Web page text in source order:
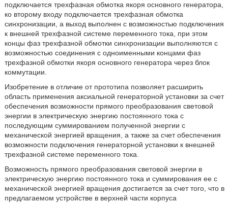
подключается трехфазная обмотка якоря основного генератора,
ко второму входу подключается трехфазная обмотка
синхронизации, а выход выполнен с возможностью подключения
к внешней трехфазной системе переменного тока, при этом
концы фаз трехфазной обмотки синхронизации выполняются с
возможностью соединения с одноименными концами фаз
трехфазной обмотки якоря основного генератора через блок
коммутации.
Изобретение в отличие от прототипа позволяет расширить
область применения аксиальной генераторной установки за счет
обеспечения возможности прямого преобразования световой
энергии в электрическую энергию постоянного тока с
последующим суммированием полученной энергии с
механической энергией вращения, а также за счет обеспечения
возможности подключения генераторной установки к внешней
трехфазной системе переменного тока.
Возможность прямого преобразования световой энергии в
электрическую энергию постоянного тока и суммирования ее с
механической энергией вращения достигается за счет того, что в
предлагаемом устройстве в верхней части корпуса